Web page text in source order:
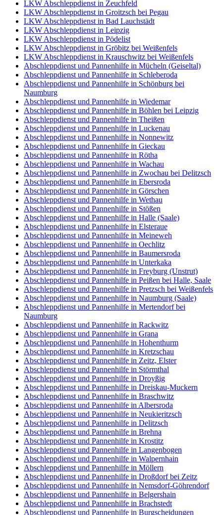
LKW Abschleppdienst in Zeuchfeld
LKW Abschleppdienst in Groitzsch bei Pegau
LKW Abschleppdienst in Bad Lauchstädt
LKW Abschleppdienst in Leipzig
LKW Abschleppdienst in Pödelist
LKW Abschleppdienst in Gröbitz bei Weißenfels
LKW Abschleppdienst in Krauschwitz bei Weißenfels
Abschleppdienst und Pannenhilfe in Mücheln (Geiseltal)
Abschleppdienst und Pannenhilfe in Schleberoda
Abschleppdienst und Pannenhilfe in Schönburg bei
Naumburg
Abschleppdienst und Pannenhilfe in Wiedemar
Abschleppdienst und Pannenhilfe in Böhlen bei Leipzig
Abschleppdienst und Pannenhilfe in Theißen
Abschleppdienst und Pannenhilfe in Luckenau
Abschleppdienst und Pannenhilfe in Nonnewitz
Abschleppdienst und Pannenhilfe in Gieckau
Abschleppdienst und Pannenhilfe in Rötha
Abschleppdienst und Pannenhilfe in Wachau
Abschleppdienst und Pannenhilfe in Zwochau bei Delitzsch
Abschleppdienst und Pannenhilfe in Ebersroda
Abschleppdienst und Pannenhilfe in Görschen
Abschleppdienst und Pannenhilfe in Wethau
Abschleppdienst und Pannenhilfe in Stößen
Abschleppdienst und Pannenhilfe in Halle (Saale)
Abschleppdienst und Pannenhilfe in Elsteraue
Abschleppdienst und Pannenhilfe in Meineweh
Abschleppdienst und Pannenhilfe in Oechlitz
Abschleppdienst und Pannenhilfe in Baumersroda
Abschleppdienst und Pannenhilfe in Unterkaka
Abschleppdienst und Pannenhilfe in Freyburg (Unstrut)
Abschleppdienst und Pannenhilfe in Peißen bei Halle, Saale
Abschleppdienst und Pannenhilfe in Pretzsch bei Weißenfels
Abschleppdienst und Pannenhilfe in Naumburg (Saale)
Abschleppdienst und Pannenhilfe in Mertendorf bei
Naumburg
Abschleppdienst und Pannenhilfe in Rackwitz
Abschleppdienst und Pannenhilfe in Grana
Abschleppdienst und Pannenhilfe in Hohenthurm
Abschleppdienst und Pannenhilfe in Kretzschau
Abschleppdienst und Pannenhilfe in Zeitz, Elster
Abschleppdienst und Pannenhilfe in Störmthal
Abschleppdienst und Pannenhilfe in Droyßig
Abschleppdienst und Pannenhilfe in Dreiskau-Muckern
Abschleppdienst und Pannenhilfe in Braschwitz
Abschleppdienst und Pannenhilfe in Albersroda
Abschleppdienst und Pannenhilfe in Neukieritzsch
Abschleppdienst und Pannenhilfe in Delitzsch
Abschleppdienst und Pannenhilfe in Brehna
Abschleppdienst und Pannenhilfe in Krostitz
Abschleppdienst und Pannenhilfe in Langenbogen
Abschleppdienst und Pannenhilfe in Walpernhain
Abschleppdienst und Pannenhilfe in Möllern
Abschleppdienst und Pannenhilfe in Droßdorf bei Zeitz
Abschleppdienst und Pannenhilfe in Nemsdorf-Göhrendorf
Abschleppdienst und Pannenhilfe in Belgershain
Abschleppdienst und Pannenhilfe in Brachstedt
Abschleppdienst und Pannenhilfe in Burgscheidungen